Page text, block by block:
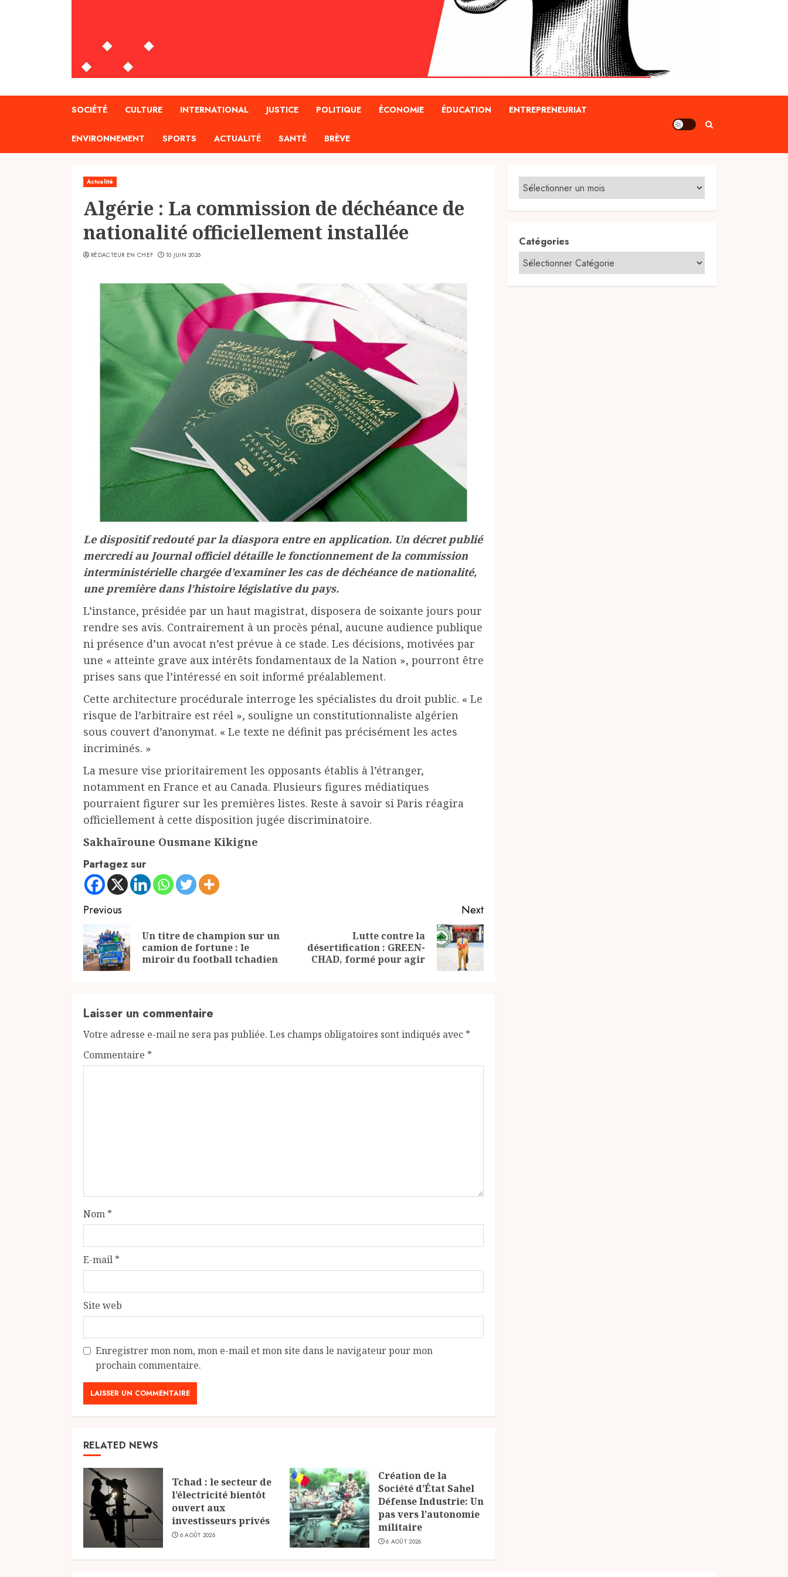
SOCIÉTÉ CULTURE INTERNATIONAL JUSTICE POLITIQUE ÉCONOMIE ÉDUCATION ENTREPRENEURIAT
ENVIRONNEMENT SPORTS ACTUALITÉ SANTÉ BRÈVE
Actualité
Algérie : La commission de déchéance de
nationalité officiellement installée
RÉDACTEUR EN CHEF 10 JUIN 2026
Le dispositif redouté par la diaspora entre en application. Un décret publié
mercredi au Journal officiel détaille le fonctionnement de la commission
interministérielle chargée d’examiner les cas de déchéance de nationalité,
une première dans l’histoire législative du pays.
L’instance, présidée par un haut magistrat, disposera de soixante jours pour
rendre ses avis. Contrairement à un procès pénal, aucune audience publique
ni présence d’un avocat n’est prévue à ce stade. Les décisions, motivées par
une « atteinte grave aux intérêts fondamentaux de la Nation », pourront être
prises sans que l’intéressé en soit informé préalablement.
Cette architecture procédurale interroge les spécialistes du droit public. « Le
risque de l’arbitraire est réel », souligne un constitutionnaliste algérien
sous couvert d’anonymat. « Le texte ne définit pas précisément les actes
incriminés. »
La mesure vise prioritairement les opposants établis à l’étranger,
notamment en France et au Canada. Plusieurs figures médiatiques
pourraient figurer sur les premières listes. Reste à savoir si Paris réagira
officiellement à cette disposition jugée discriminatoire.
Sakhaïroune Ousmane Kikigne
Partagez sur
Continue
Reading
Previous
Previous
Un titre de champion sur un
camion de fortune : le
miroir du football tchadien
Next
Lutte contre la
désertification : GREEN-
CHAD, formé pour agir
Laisser un commentaire
Votre adresse e-mail ne sera pas publiée. Les champs obligatoires sont indiqués avec *
Commentaire *
Nom *
E-mail *
Site web
Enregistrer mon nom, mon e-mail et mon site dans le navigateur pour mon
prochain commentaire.
RELATED NEWS
Tchad : le secteur de
l’électricité bientôt
ouvert aux
investisseurs privés
6 AOÛT 2026
Création de la
Société d’État Sahel
Défense Industrie: Un
pas vers l’autonomie
militaire
6 AOÛT 2026
Catégories